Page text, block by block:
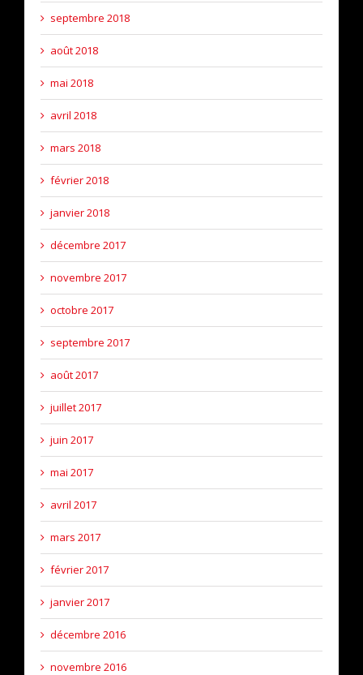
septembre 2018
août 2018
mai 2018
avril 2018
mars 2018
février 2018
janvier 2018
décembre 2017
novembre 2017
octobre 2017
septembre 2017
août 2017
juillet 2017
juin 2017
mai 2017
avril 2017
mars 2017
février 2017
janvier 2017
décembre 2016
novembre 2016